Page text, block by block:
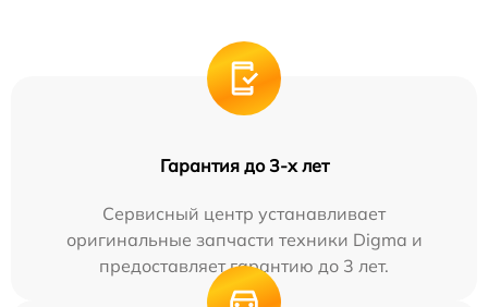
Гарантия до 3-х лет
Сервисный центр устанавливает
оригинальные запчасти техники Digma и
предоставляет гарантию до 3 лет.